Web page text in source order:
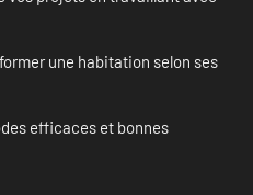
une habitation selon ses
efficaces et bonnes